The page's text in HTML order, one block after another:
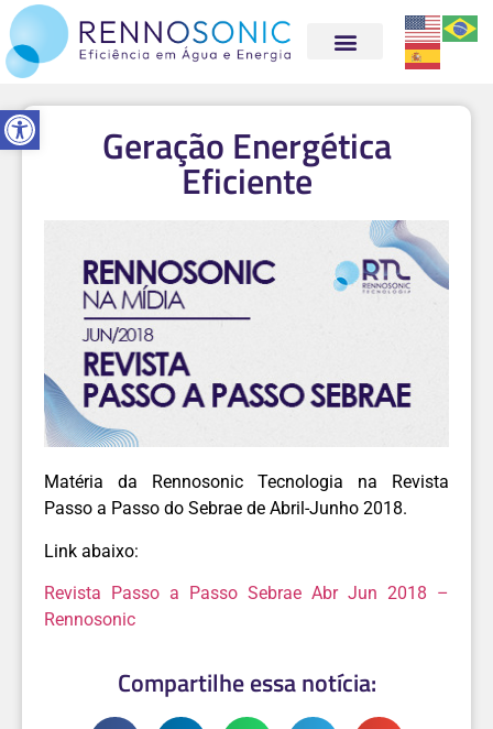
Abrir a barra de ferramentas
Geração Energética
Eficiente
Matéria da Rennosonic Tecnologia na Revista
Passo a Passo do Sebrae de Abril-Junho 2018.
Link abaixo:
Revista Passo a Passo Sebrae Abr Jun 2018 –
Rennosonic
Compartilhe essa notícia: